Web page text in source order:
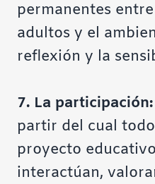
permanentes
adultos y el
reflexión y la
7. La participación:
partir del cual
proyecto
interactúan,